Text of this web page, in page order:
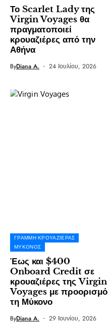
Το Scarlet Lady της
Virgin Voyages θα
πραγματοποιεί
κρουαζιέρες από την
Αθήνα
ByDiana A. 24 Ιουλίου, 2026
ΓΡΑΜΜΉ ΚΡΟΥΑΖΙΈΡΑΣ
ΜΎΚΟΝΟΣ
Έως και $400
Onboard Credit σε
κρουαζιέρες της Virgin
Voyages με προορισμό
τη Μύκονο
ByDiana A. 29 Ιουνίου, 2026